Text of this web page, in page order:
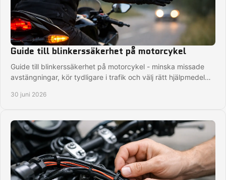
Guide till blinkerssäkerhet på motorcykel
Guide till blinkerssäkerhet på motorcykel - minska missade
avstängningar, kör tydligare i trafik och välj rätt hjälpmedel
30 juni 2026